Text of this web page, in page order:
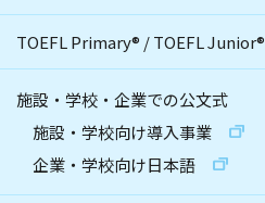
TOEFL Primary® /TOEFL Junior®
施設・学校・企業での公文式
施設・学校向け導入事業
企業・学校向け日本語